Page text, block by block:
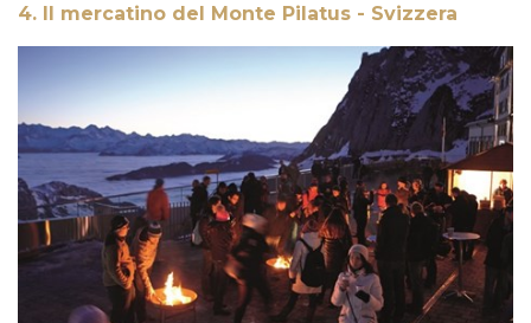
4. Il mercatino del Monte Pilatus - Svizzera